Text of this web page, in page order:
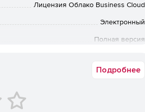
Лицензия Облако Business Cloud
Электронный
Полная версия
Подробнее